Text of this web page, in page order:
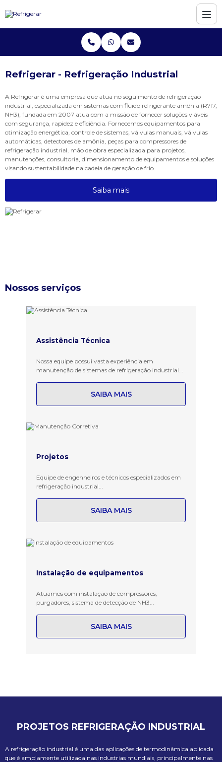
Refrigerar - Refrigeração Industrial
A Refrigerar é uma empresa que atua no seguimento de refrigeração
industrial, especializada em sistemas com fluido refrigerante amônia (R717,
NH3), fundada em 2007 atua com a missão de fornecer soluções viáveis
com segurança, rapidez e eficiência. Fornecemos equipamentos para
otimização energética, controle de sistemas, válvulas manuais, válvulas
automáticas, detectores de amônia, peças para compressores de
refrigeração industrial, mão de obra especializada para projetos,
manutenções, consultoria, dimensionamento de equipamentos e soluções
visando sustentabilidade na cadeia de geração de frio.
Saiba mais
Nossos serviços
Assistência Técnica
Nossa equipe possui vasta experiência em
manutenção de sistemas de refrigeração industrial...
SAIBA MAIS
Projetos
Equipe de engenheiros e técnicos especializados em
refrigeração industrial...
SAIBA MAIS
Instalação de equipamentos
Atuamos com instalação de compressores,
purgadores, sistema de detecção de NH3...
SAIBA MAIS
PROJETOS REFRIGERAÇÃO INDUSTRIAL
A refrigeração industrial é uma das aplicações de termodinâmica aplicada
que é amplamente utilizada nas industrias mundiais, principalmente nas